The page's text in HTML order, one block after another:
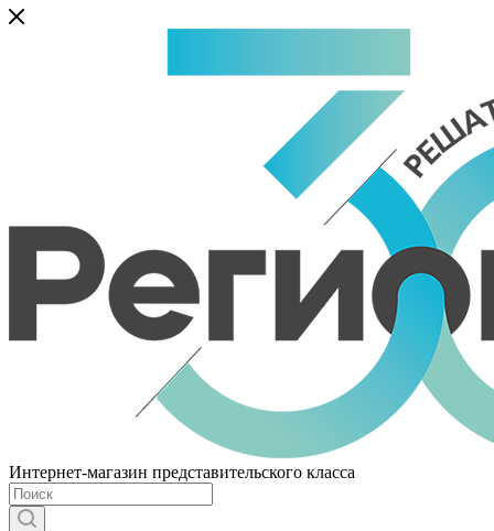
Интернет-магазин представительского класса